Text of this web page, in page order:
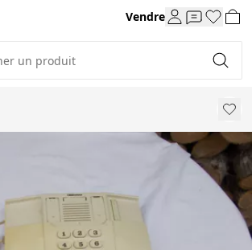
Vendre